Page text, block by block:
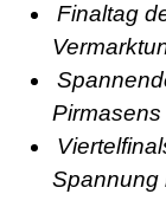
Finaltag
Spannung